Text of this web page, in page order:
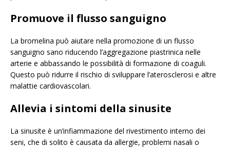
Promuove il flusso sanguigno
La bromelina può aiutare nella promozione di un flusso
sanguigno sano riducendo l’aggregazione piastrinica nelle
arterie e abbassando le possibilità di formazione di coaguli.
Questo può ridurre il rischio di sviluppare l’aterosclerosi e altre
malattie cardiovascolari.
Allevia i sintomi della sinusite
La sinusite è un’infiammazione del rivestimento interno dei
seni, che di solito è causata da allergie, problemi nasali o